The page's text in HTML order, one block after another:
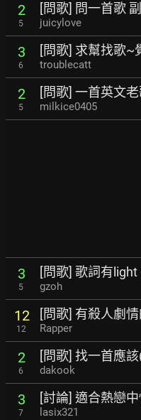
2
5
[問歌] 問一首歌
juicylove
3
6
[問歌] 求幫找歌~
troublecatt
2
5
[問歌] 一首英文
milkice0405
3
5
[問歌] 歌詞有
gzoh
12
12
[問歌] 有殺人劇
Rapper
2
6
[問歌] 找一首應
dakook
3
7
[討論] 適合熱戀
lasix321